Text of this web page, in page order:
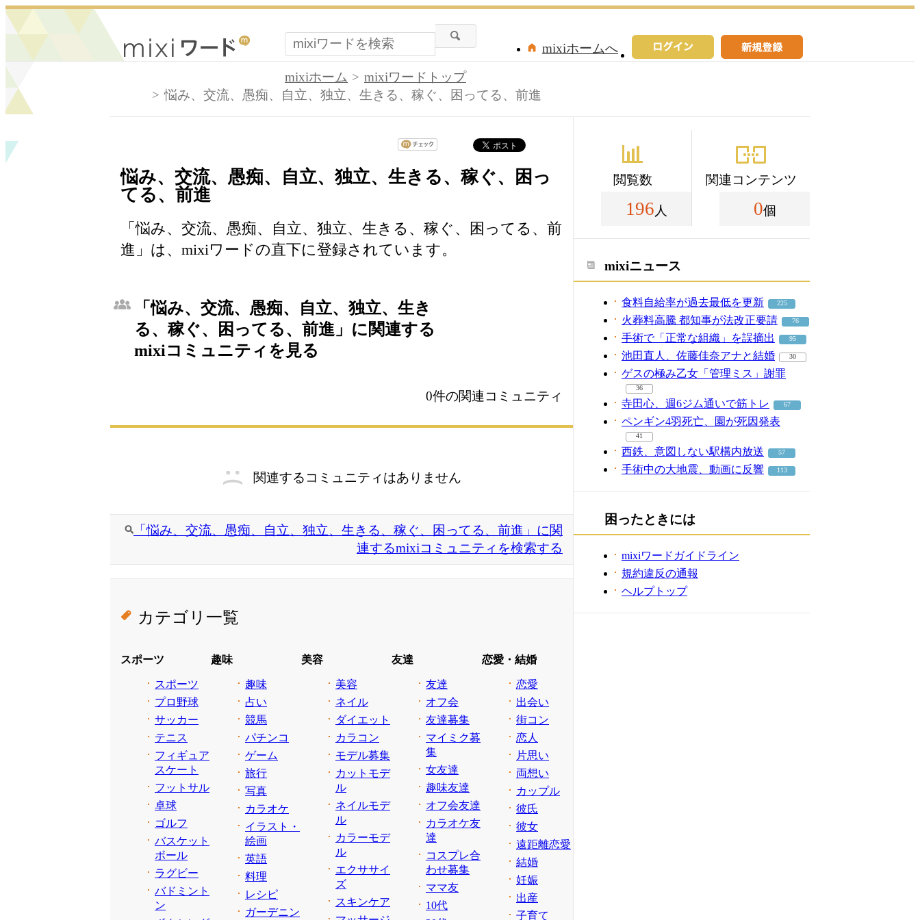
mixiホームへ
mixiホーム
mixiワードトップ
悩み、交流、愚痴、自立、独立、生きる、稼ぐ、困ってる、前進
悩み、交流、愚痴、自立、独立、生きる、稼ぐ、困っ
てる、前進
「悩み、交流、愚痴、自立、独立、生きる、稼ぐ、困ってる、前
進」は、mixiワードの直下に登録されています。
「悩み、交流、愚痴、自立、独立、生き
る、稼ぐ、困ってる、前進」に関連する
mixiコミュニティを見る
0件の関連コミュニティ
関連するコミュニティはありません
「悩み、交流、愚痴、自立、独立、生きる、稼ぐ、困ってる、前進」に関
連するmixiコミュニティを検索する
カテゴリ一覧
スポーツ
スポーツ
プロ野球
サッカー
テニス
フィギュア
スケート
フットサル
卓球
ゴルフ
バスケット
ボール
ラグビー
バドミント
ン
趣味
趣味
占い
競馬
パチンコ
ゲーム
旅行
写真
カラオケ
イラスト・
絵画
英語
料理
レシピ
ガーデニン
美容
美容
ネイル
ダイエット
カラコン
モデル募集
カットモデ
ル
ネイルモデ
ル
カラーモデ
ル
エクササイ
ズ
スキンケア
友達
友達
オフ会
友達募集
マイミク募
集
女友達
趣味友達
オフ会友達
カラオケ友
達
コスプレ合
わせ募集
ママ友
10代
恋愛・結婚
恋愛
出会い
街コン
恋人
片思い
両想い
カップル
彼氏
彼女
遠距離恋愛
結婚
妊娠
出産
子育て
閲覧数
196 人
関連コンテンツ
0個
mixiニュース
食料自給率が過去最低を更新 225
火葬料高騰 都知事が法改正要請 76
手術で「正常な組織」を誤摘出 95
池田直人、佐藤佳奈アナと結婚 30
ゲスの極み乙女「管理ミス」謝罪
36
寺田心、週6ジム通いで筋トレ 67
ペンギン4羽死亡、園が死因発表
41
西鉄、意図しない駅構内放送 57
手術中の大地震、動画に反響 113
困ったときには
mixiワードガイドライン
規約違反の通報
ヘルプトップ